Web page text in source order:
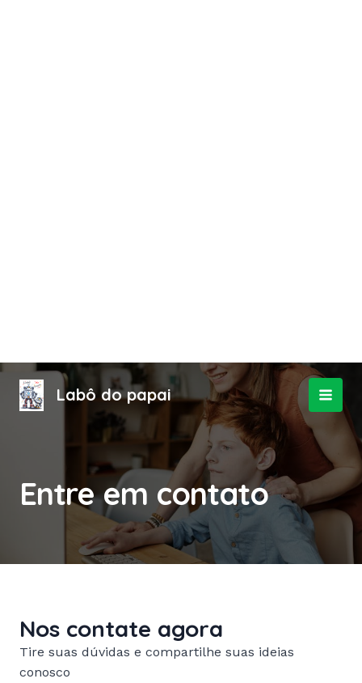
Ir
para
Labô do papai
Entre em contato
Nos contate agora
Tire suas dúvidas e compartilhe suas ideias
conosco